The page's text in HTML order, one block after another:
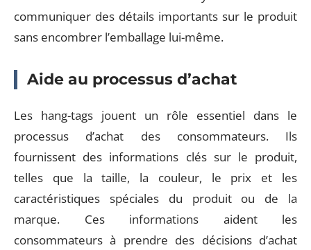
communiquer des détails importants sur le produit
sans encombrer l’emballage lui-même.
Aide au processus d’achat
Les hang-tags jouent un rôle essentiel dans le
processus d’achat des consommateurs. Ils
fournissent des informations clés sur le produit,
telles que la taille, la couleur, le prix et les
caractéristiques spéciales du produit ou de la
marque. Ces informations aident les
consommateurs à prendre des décisions d’achat